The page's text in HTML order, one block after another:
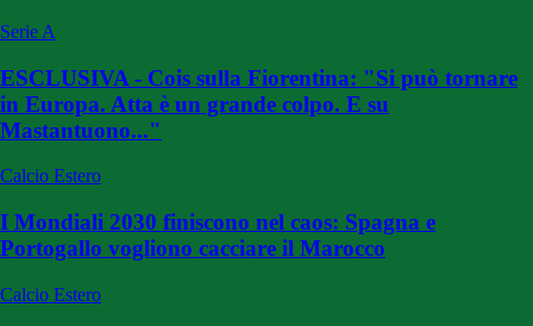
Serie A
ESCLUSIVA - Cois sulla Fiorentina: "Si può tornare
in Europa. Atta è un grande colpo. E su
Mastantuono..."
Calcio Estero
I Mondiali 2030 finiscono nel caos: Spagna e
Portogallo vogliono cacciare il Marocco
Calcio Estero